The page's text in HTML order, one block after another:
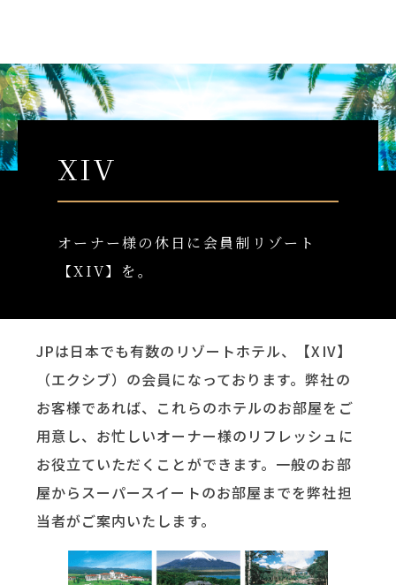
XIV
オーナー様の休日に会員制リゾート
【XIV】を。
JPは日本でも有数のリゾートホテル、【XIV】
（エクシブ）の会員になっております。弊社の
お客様であれば、これらのホテルのお部屋をご
用意し、お忙しいオーナー様のリフレッシュに
お役立ていただくことができます。一般のお部
屋からスーパースイートのお部屋までを弊社担
当者がご案内いたします。